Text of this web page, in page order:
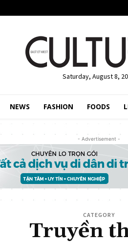
Saturday, August 8,
NEWS FASHION FOODS
- Advertisement -
CATEGORY
Truyền